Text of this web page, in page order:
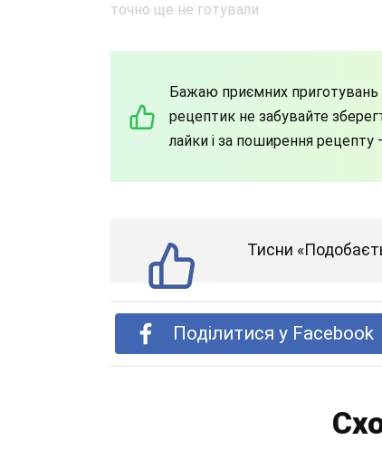
Бажаю приємних
рецептик не забувайте
лайки і за поширення
Тисни
Поділитися у Facebook